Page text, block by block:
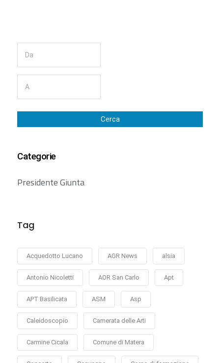
Cerca
Categorie
Presidente Giunta
Tag
Acquedotto Lucano AGR News alsia
Antonio Nicoletti AOR San Carlo Apt
APT Basilicata ASM Asp
Caleidoscopio Camerata delle Arti
Carmine Cicala Comune di Matera